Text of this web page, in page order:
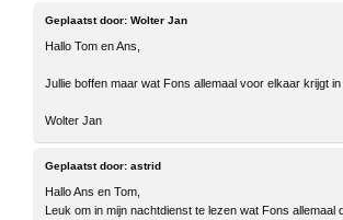
Geplaatst door: Wolter Jan
Hallo Tom en Ans,
Jullie boffen maar wat Fons allemaal voor elkaar krijgt
Wolter Jan
Geplaatst door: astrid
Hallo Ans en Tom,
Leuk om in mijn nachtdienst te lezen wat Fons allemaal